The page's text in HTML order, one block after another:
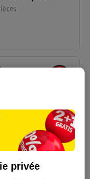
Chauffants
8.
99
privée